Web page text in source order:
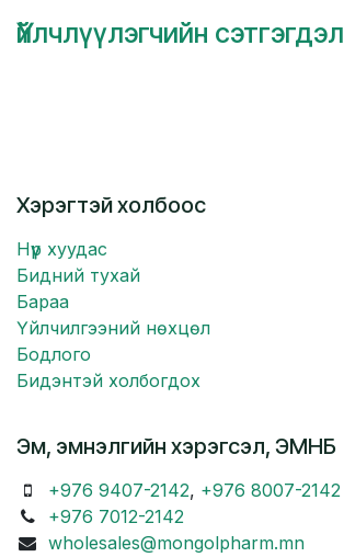
Үйлчлүүлэгчийн сэтгэгдэл
Хэрэгтэй холбоос
Нүүр хуудас
Бидний тухай
Бараа
Үйлчилгээний нөхцөл
Бодлого
Бидэнтэй холбогдох
Эм, эмнэлгийн хэрэгсэл, ЭМНБ
+976 9407-2142, +976 8007-2142
+976 7012-2142
wholesales@mongolpharm.mn